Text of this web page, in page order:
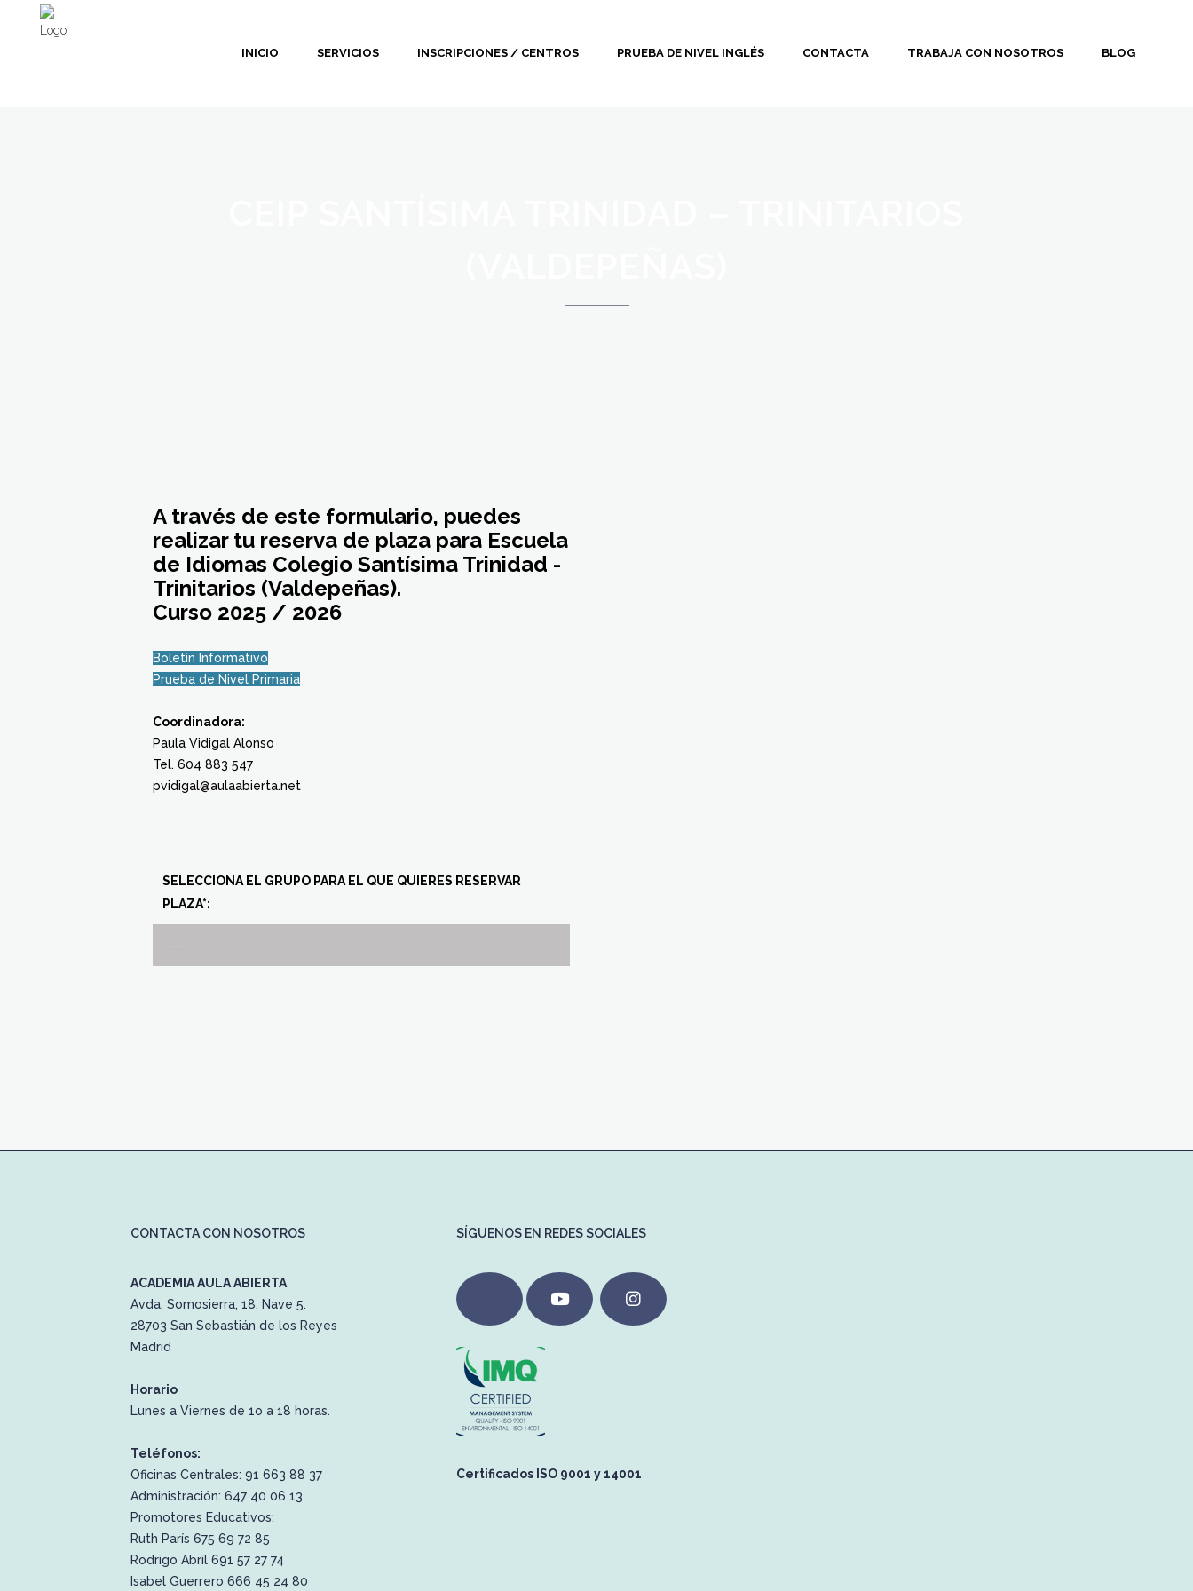
INICIO SERVICIOS INSCRIPCIONES / CENTROS PRUEBA DE NIVEL INGLÉS CONTACTA TRABAJA CON NOSOTROS BLOG
A través de este formulario, puedes
realizar tu reserva de plaza para Escuela
de Idiomas Colegio Santísima Trinidad -
Trinitarios (Valdepeñas).
Curso 2025 / 2026
Boletín Informativo
Prueba de Nivel Primaria
Coordinadora:
Paula Vidigal Alonso
Tel. 604 883 547
pvidigal@aulaabierta.net
SELECCIONA EL GRUPO PARA EL QUE QUIERES RESERVAR
PLAZA*:
CONTACTA CON NOSOTROS
ACADEMIA AULA ABIERTA
Avda. Somosierra, 18. Nave 5.
28703 San Sebastián de los Reyes
Madrid
Horario
Lunes a Viernes de 1o a 18 horas.
Teléfonos:
Oficinas Centrales: 91 663 88 37
Administración: 647 40 06 13
Promotores Educativos:
Ruth París 675 69 72 85
Rodrigo Abril 691 57 27 74
Isabel Guerrero 666 45 24 80
SÍGUENOS EN REDES SOCIALES
Certificados ISO 9001 y 14001